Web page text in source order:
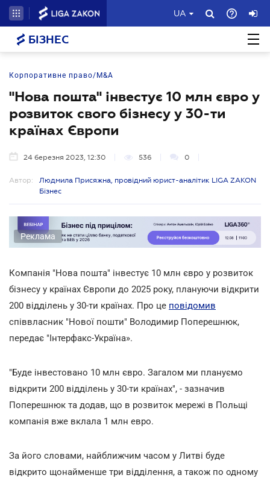
UA
БІЗНЕС
Корпоративне право/M&A
"Нова пошта" інвестує 10 млн євро у
розвиток свого бізнесу у 30-ти
країнах Європи
24 березня 2023, 12:30 536 0
Автор:
Людмила Присяжна, провідний юрист-аналітик LIGA ZAKON
Бізнес
Реклама
Компанія "Нова пошта" інвестує 10 млн євро у розвиток
бізнесу у країнах Європи до 2025 року, плануючи відкрити
200 відділень у 30-ти країнах. Про це повідомив
співвласник "Нової пошти" Володимир Поперешнюк,
передає "Інтерфакс-Україна».
"Буде інвестовано 10 млн євро. Загалом ми плануємо
відкрити 200 відділень у 30-ти країнах", - зазначив
Поперешнюк та додав, що в розвиток мережі в Польщі
компанія вже вклала 1 млн евро.
За його словами, найближчим часом у Литві буде
відкрито щонайменше три відділення, а також по одному